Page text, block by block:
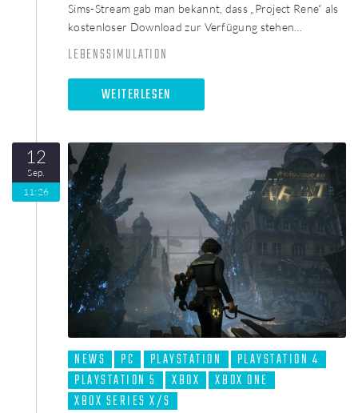
Sims-Stream gab man bekannt, dass „Project Rene“ als
kostenloser Download zur Verfügung stehen…
LEBENSSIMULATION
WEITERLESEN
12
Sep.
11:26
NEWS PC PLAYSTATION
PLAYSTATION 4
PLAYSTATION 5
XBOX
XBOX ONE
XBOX SERIES X/S